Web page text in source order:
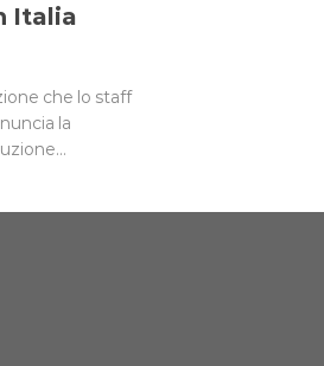
Italia
che lo staff
la